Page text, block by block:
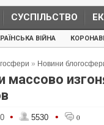
СУСПІЛЬСТВО
ВІЙНА
» Новини
массово
• 5530 • 0